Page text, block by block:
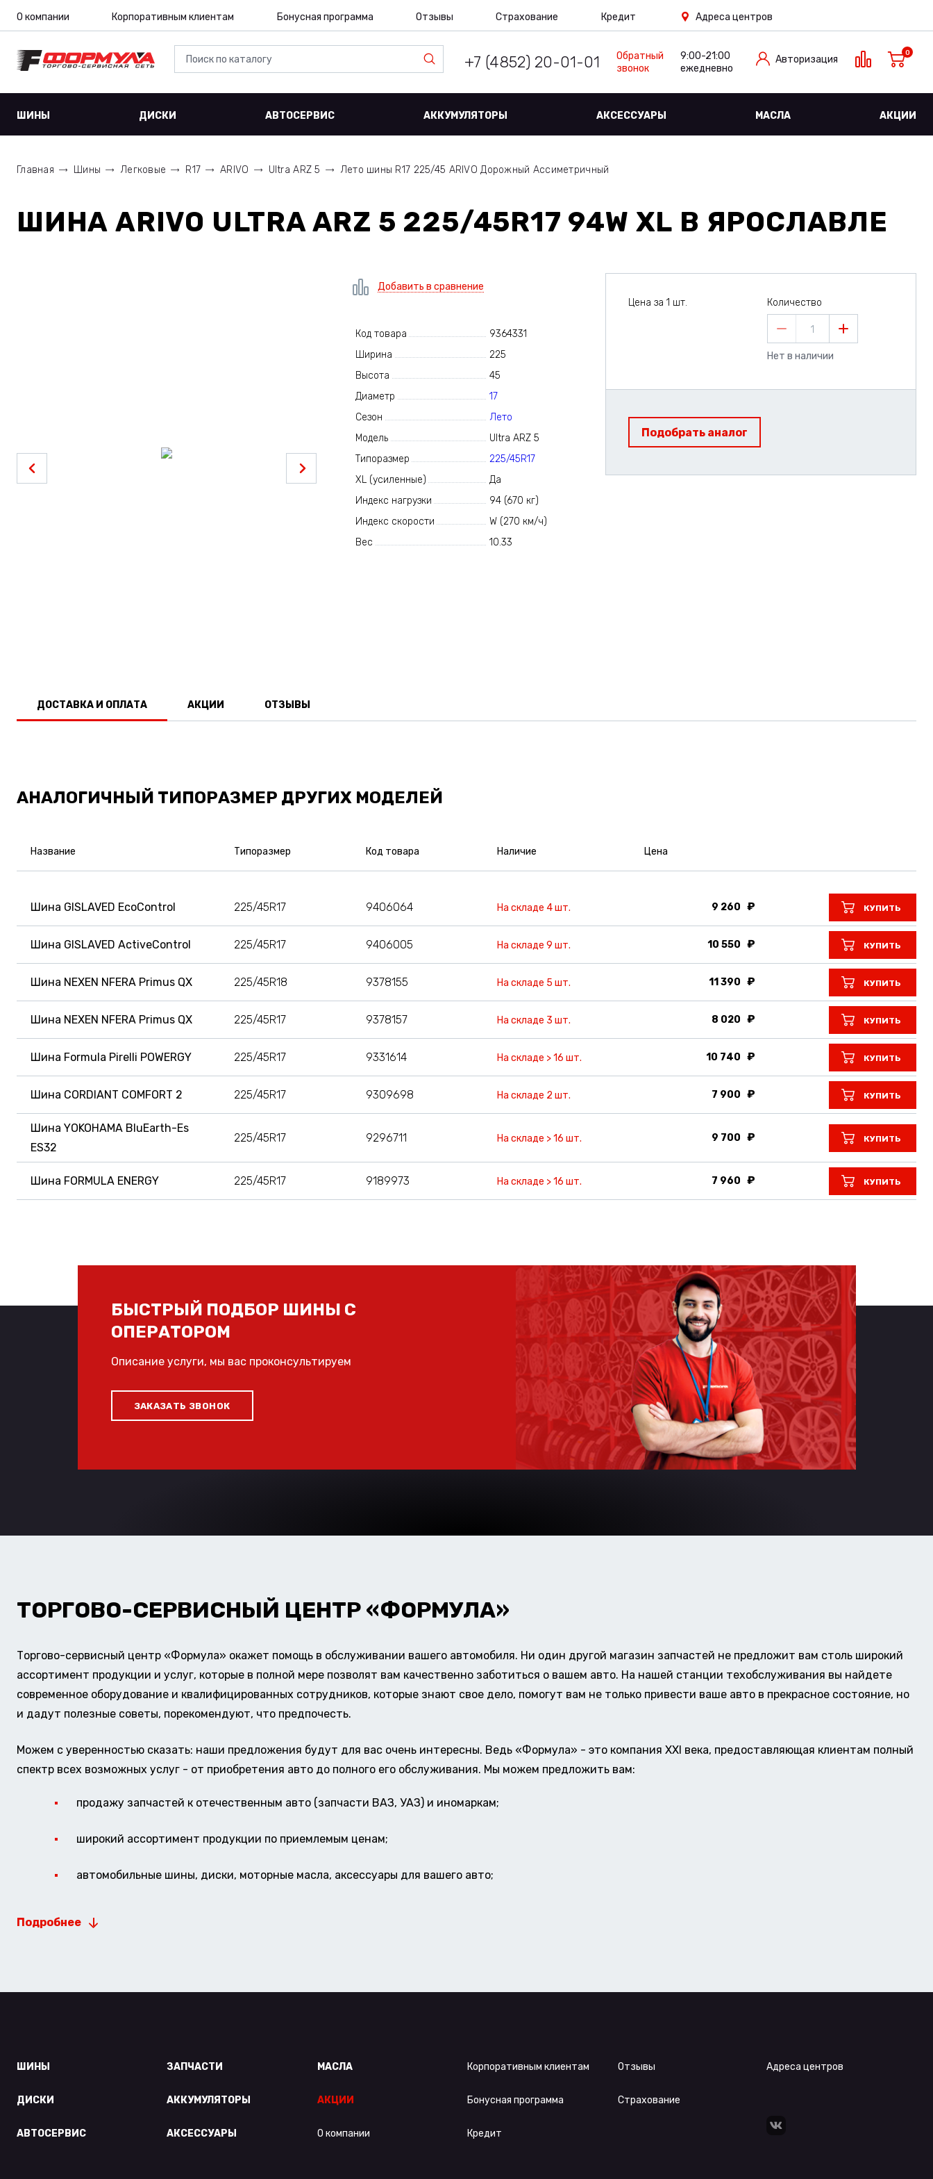
О компании Корпоративным клиентам Бонусная программа Отзывы Страхование Кредит Адреса центров
+7 (4852) 20-01-01
Обратный
звонок
9:00-21:00
ежедневно
Авторизация
0
ШИНЫ ДИСКИ АВТОСЕРВИС АККУМУЛЯТОРЫ АКСЕССУАРЫ МАСЛА АКЦИИ
Главная Шины Легковые R17 ARIVO Ultra ARZ 5 Лето шины R17 225/45 ARIVO Дорожный Ассиметричный
ШИНА ARIVO ULTRA ARZ 5 225/45R17 94W XL В ЯРОСЛАВЛЕ
Добавить в сравнение
Код товара
9364331
Ширина
225
Высота
45
Диаметр
17
Сезон
Лето
Модель
Ultra ARZ 5
Типоразмер
225/45R17
XL (усиленные)
Да
Индекс нагрузки
94 (670 кг)
Индекс скорости
W (270 км/ч)
Вес
10.33
Цена за 1 шт. Количество
1
Нет в наличии
Подобрать аналог
ДОСТАВКА И ОПЛАТА АКЦИИ ОТЗЫВЫ
АНАЛОГИЧНЫЙ ТИПОРАЗМЕР ДРУГИХ МОДЕЛЕЙ
Название Типоразмер Код товара Наличие Цена
Шина GISLAVED EcoControl 225/45R17 9406064 На складе 4 шт. 9 260 КУПИТЬ
Шина GISLAVED ActiveControl 225/45R17 9406005 На складе 9 шт. 10 550 КУПИТЬ
Шина NEXEN NFERA Primus QX 225/45R18 9378155 На складе 5 шт. 11 390 КУПИТЬ
Шина NEXEN NFERA Primus QX 225/45R17 9378157 На складе 3 шт. 8 020 КУПИТЬ
Шина Formula Pirelli POWERGY 225/45R17 9331614 На складе > 16 шт. 10 740 КУПИТЬ
Шина CORDIANT COMFORT 2 225/45R17 9309698 На складе 2 шт. 7 900 КУПИТЬ
Шина YOKOHAMA BluEarth-Es
ES32
225/45R17 9296711 На складе > 16 шт. 9 700 КУПИТЬ
Шина FORMULA ENERGY 225/45R17 9189973 На складе > 16 шт. 7 960 КУПИТЬ
БЫСТРЫЙ ПОДБОР ШИНЫ С
ОПЕРАТОРОМ
Описание услуги, мы вас проконсультируем
ЗАКАЗАТЬ ЗВОНОК
ТОРГОВО-СЕРВИСНЫЙ ЦЕНТР «ФОРМУЛА»
Торгово-сервисный центр «Формула» окажет помощь в обслуживании вашего автомобиля. Ни один другой магазин запчастей не предложит вам столь широкий
ассортимент продукции и услуг, которые в полной мере позволят вам качественно заботиться о вашем авто. На нашей станции техобслуживания вы найдете
современное оборудование и квалифицированных сотрудников, которые знают свое дело, помогут вам не только привести ваше авто в прекрасное состояние, но
и дадут полезные советы, порекомендуют, что предпочесть.
Можем с уверенностью сказать: наши предложения будут для вас очень интересны. Ведь «Формула» - это компания XXI века, предоставляющая клиентам полный
спектр всех возможных услуг - от приобретения авто до полного его обслуживания. Мы можем предложить вам:
продажу запчастей к отечественным авто (запчасти ВАЗ, УАЗ) и иномаркам;
широкий ассортимент продукции по приемлемым ценам;
автомобильные шины, диски, моторные масла, аксессуары для вашего авто;
Подробнее
ШИНЫ
ДИСКИ
АВТОСЕРВИС
ЗАПЧАСТИ
АККУМУЛЯТОРЫ
АКСЕССУАРЫ
МАСЛА
АКЦИИ
О компании
Корпоративным клиентам
Бонусная программа
Кредит
Отзывы
Страхование
Адреса центров